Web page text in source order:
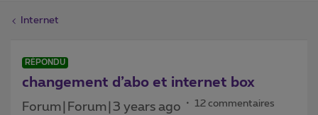
Internet
RÉPONDU
changement d’abo et internet box
Forum|Forum|3 years ago 12 commentaires